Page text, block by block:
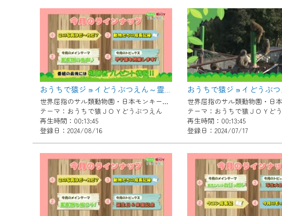
おうちで猿ジョイどうぶつえん～霊長類の音声～（2024年7月16日初回放送）
世界屈指のサル類動物園・日本モンキーセンター協力の親子で学べる動物番組。
テーマ：おうちで猿ＪＯＹどうぶつえん
再生時間：00:13:45
登録日：2024/08/16
テーマ：おうちで猿ＪＯＹど
再生時間：00:13:45
登録日：2024/07/17
＜メンテナンス情報＞
CCNetWebTVのリニューアルにともないメンテ
日時 9/24 9:30～16:30
作業の間は、CCNetWebTVの画面が「メンテナ
ご不便をおかけいたしますが、ご了承の程よろ